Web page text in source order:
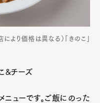
より価格は異なる）「きのこ」
&チーズ
ニューです。ご飯にのった